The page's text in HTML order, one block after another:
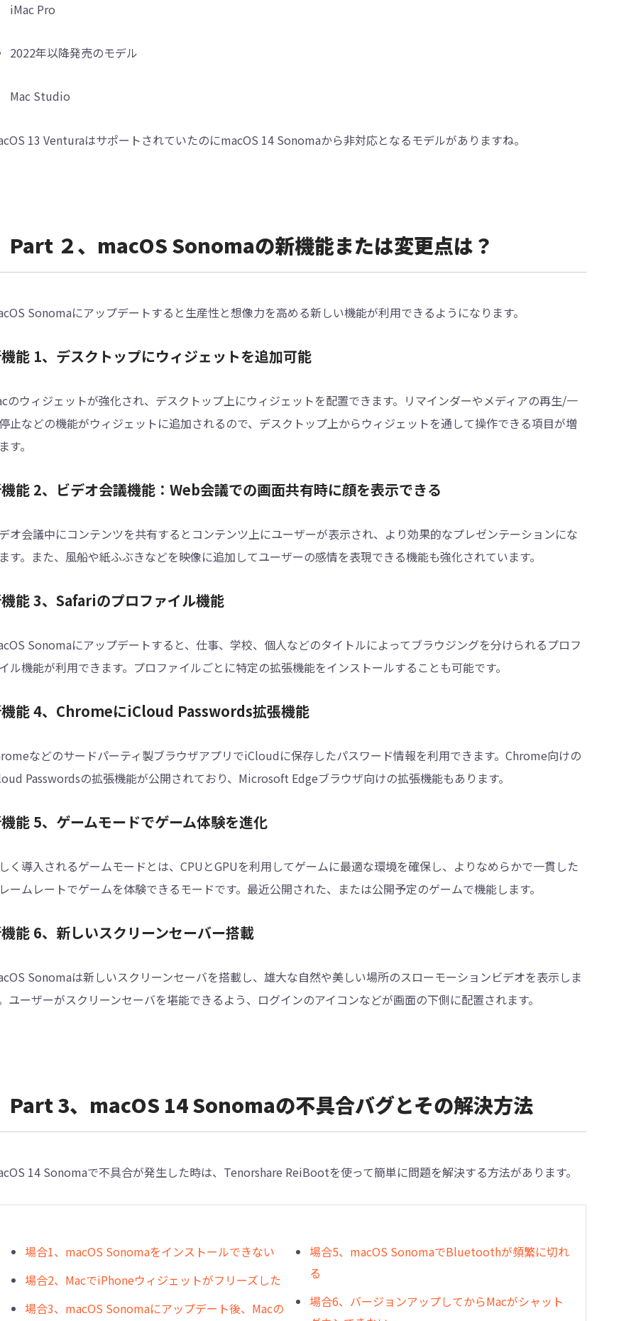
iMac Pro
2022年以降発売のモデル
Mac Studio
13 VenturaはサポートされていたのにmacOS 14 Sonomaから非対応となるモデルがありますね。
Part ２、macOS Sonomaの新機能または変更点は？
Sonomaにアップデートすると生産性と想像力を高める新しい機能が利用できるようになります。
能 1、デスクトップにウィジェットを追加可能
のウィジェットが強化され、デスクトップ上にウィジェットを配置できます。リマインダーやメディアの再生/一
止などの機能がウィジェットに追加されるので、デスクトップ上からウィジェットを通して操作できる項目が増
す。
能 2、ビデオ会議機能：Web会議での画面共有時に顔を表示できる
オ会議中にコンテンツを共有するとコンテンツ上にユーザーが表示され、より効果的なプレゼンテーションにな
す。また、風船や紙ふぶきなどを映像に追加してユーザーの感情を表現できる機能も強化されています。
能 3、Safariのプロファイル機能
Sonomaにアップデートすると、仕事、学校、個人などのタイトルによってブラウジングを分けられるプロフ
ル機能が利用できます。プロファイルごとに特定の拡張機能をインストールすることも可能です。
能 4、ChromeにiCloud Passwords拡張機能
などのサードパーティ製ブラウザアプリでiCloudに保存したパスワード情報を利用できます。Chrome向けの
Passwordsの拡張機能が公開されており、Microsoft Edgeブラウザ向けの拡張機能もあります。
能 5、ゲームモードでゲーム体験を進化
く導入されるゲームモードとは、CPUとGPUを利用してゲームに最適な環境を確保し、よりなめらかで一貫した
ームレートでゲームを体験できるモードです。最近公開された、または公開予定のゲームで機能します。
能 6、新しいスクリーンセーバー搭載
Sonomaは新しいスクリーンセーバを搭載し、雄大な自然や美しい場所のスローモーションビデオを表示しま
ユーザーがスクリーンセーバを堪能できるよう、ログインのアイコンなどが画面の下側に配置されます。
Part 3、macOS 14 Sonomaの不具合バグとその解決方法
14 Sonomaで不具合が発生した時は、Tenorshare ReiBootを使って簡単に問題を解決する方法があります。
場合1、macOS Sonomaをインストールできない
場合2、MacでiPhoneウィジェットがフリーズした
場合3、macOS Sonomaにアップデート後、Macの
場合5、macOS SonomaでBluetoothが頻繁に切れ
る
場合6、バージョンアップしてからMacがシャット